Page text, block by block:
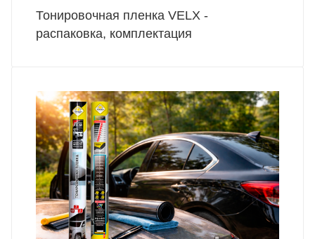
Тонировочная пленка VELX -
распаковка, комплектация